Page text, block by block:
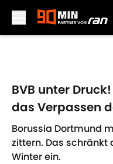
BVB unter
das Verpassen
Borussia Dortmund
zittern. Das schränkt
Winter ein.